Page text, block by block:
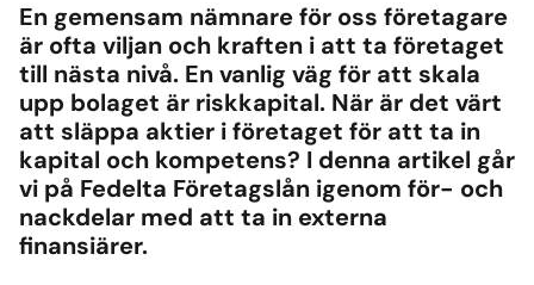
En gemensam nämnare för oss företagare
är ofta viljan och kraften i att ta företaget
till nästa nivå. En vanlig väg för att skala
upp bolaget är riskkapital. När är det värt
att släppa aktier i företaget för att ta in
kapital och kompetens? I denna artikel går
vi på Fedelta Företagslån igenom för- och
nackdelar med att ta in externa
finansiärer.